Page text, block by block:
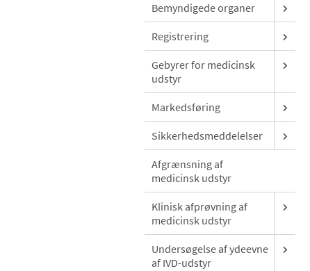
Bemyndigede organer
Registrering
Gebyrer for medicinsk
udstyr
Markedsføring
Sikkerhedsmeddelelser
Afgrænsning af
medicinsk udstyr
Klinisk afprøvning af
medicinsk udstyr
Undersøgelse af ydeevne
af IVD-udstyr